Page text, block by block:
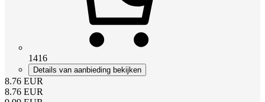
1416
Details van aanbieding bekijken
8.76 EUR
8.76 EUR